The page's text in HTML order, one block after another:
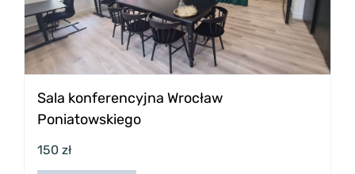
Sala konferencyjna Wrocław
Poniatowskiego
150 zł